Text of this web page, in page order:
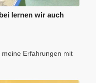
lernen wir auch
Erfahrungen mit